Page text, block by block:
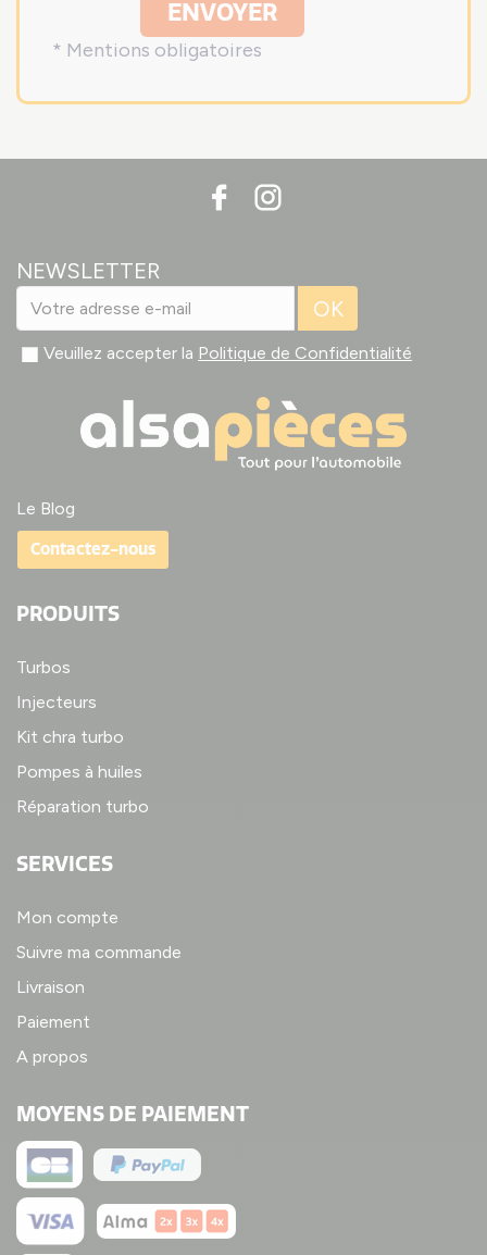
ENVOYER
* Mentions obligatoires
NEWSLETTER
OK
Veuillez accepter la Politique de Confidentialité
Le Blog
Contactez-nous
PRODUITS
Turbos
Injecteurs
Kit chra turbo
Pompes à huiles
Réparation turbo
SERVICES
Mon compte
Suivre ma commande
Livraison
Paiement
A propos
MOYENS DE PAIEMENT